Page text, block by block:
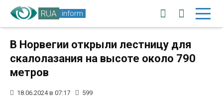
RUA inform
В Норвегии открыли лестницу для
скалолазания на высоте около 790
метров
18.06.2024 в 07:17 599